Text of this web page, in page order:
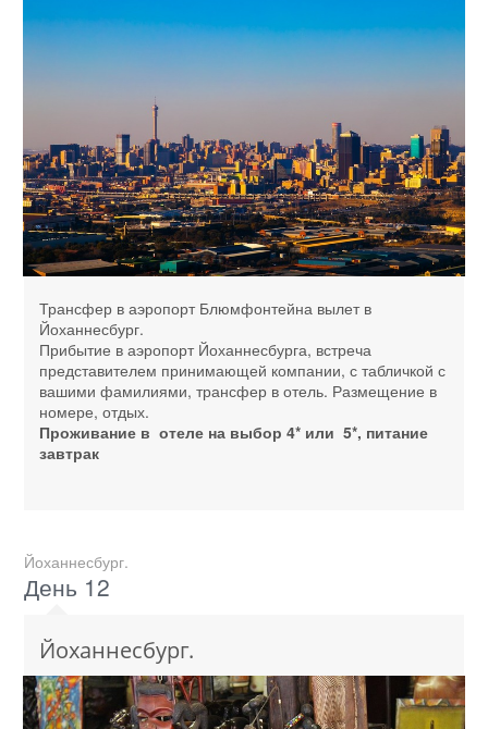
Трансфер в аэропорт Блюмфонтейна вылет в
Йоханнесбург.
Прибытие в аэропорт Йоханнесбурга, встреча
представителем принимающей компании, с табличкой с
вашими фамилиями, трансфер в отель. Размещение в
номере, отдых.
Проживание в отеле на выбор 4* или 5*, питание
завтрак
Йоханнесбург.
День 12
Йоханнесбург.